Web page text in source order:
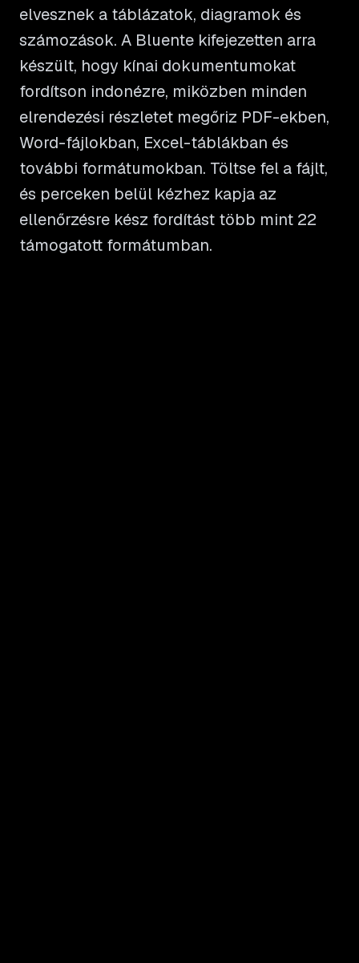
elvesznek a táblázatok, diagramok és
számozások. A Bluente kifejezetten arra
készült, hogy kínai dokumentumokat
fordítson indonézre, miközben minden
elrendezési részletet megőriz PDF-ekben,
Word-fájlokban, Excel-táblákban és
további formátumokban. Töltse fel a fájlt,
és perceken belül kézhez kapja az
ellenőrzésre kész fordítást több mint 22
támogatott formátumban.